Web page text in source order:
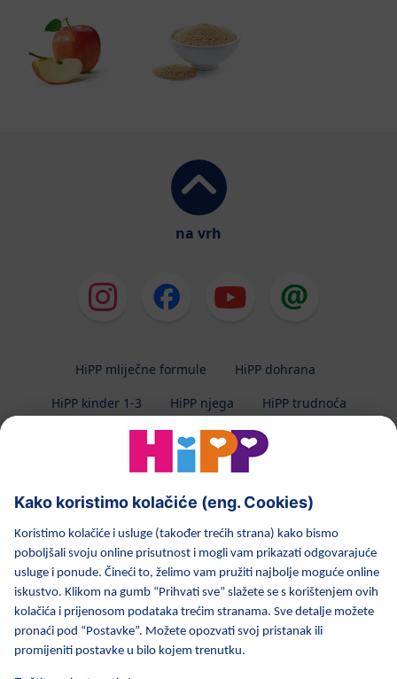
na vrh
HiPP mliječne formule
HiPP dohrana
HiPP kinder 1-3
HiPP njega HiPP trudnoća
Zaštita privatnosti
Uvjeti korištenja